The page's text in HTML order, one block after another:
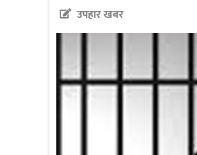
उपहार खबर